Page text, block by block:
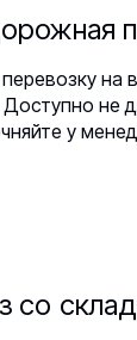
на
не
у
со